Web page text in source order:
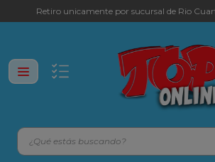
Retiro unicamente por sucursal de Rio
¿Qué estás buscando?